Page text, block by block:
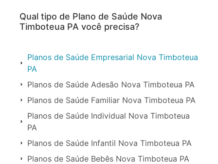
Qual tipo de Plano de Saúde Nova
Timboteua PA você precisa?
Planos de Saúde Empresarial Nova Timboteua
PA
Planos de Saúde Adesão Nova Timboteua PA
Planos de Saúde Familiar Nova Timboteua PA
Planos de Saúde Individual Nova Timboteua
PA
Planos de Saúde Infantil Nova Timboteua PA
Planos de Saúde Bebês Nova Timboteua PA